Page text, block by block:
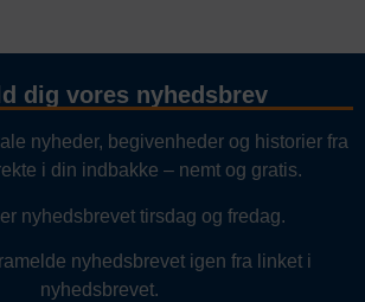
dig vores nyhedsbrev
nyheder, begivenheder og historier fra
i din indbakke – nemt og gratis.
nyhedsbrevet tirsdag og fredag.
nyhedsbrevet igen fra linket i
nyhedsbrevet.